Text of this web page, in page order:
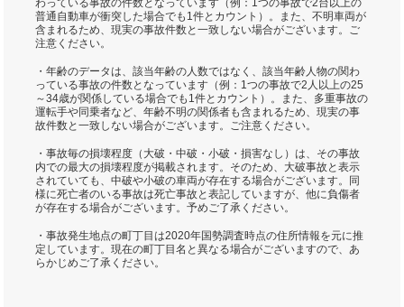
わっている事故の件数となっています（例：1つの事故で2台以上の
普通自動車が衝突した場合でも1件とカウント）。また、不明車両が
含まれるため、現実の事故件数と一致しない場合がございます。ご
注意ください。
・年齢のデータは、該当年齢の人数ではなく、該当年齢人物の関わ
っている事故の件数となっています（例：1つの事故で2人以上の25
～34歳が関係している場合でも1件とカウント）。また、多重事故の
運転手や同乗者など、年齢不明の関係者も含まれるため、現実の事
故件数と一致しない場合がございます。ご注意ください。
・事故毎の損壊程度（大破・中破・小破・損害なし）は、その事故
内での最大の損壊程度が掲載されます。そのため、大破事故と表示
されていても、中破や小破の車両が存在する場合がございます。同
様に死亡者のいる事故は死亡事故と表記していますが、他に負傷者
が存在する場合がございます。予めご了承ください。
・事故発生地点の町丁目は2020年国勢調査時点の住所情報を元に推
定しています。現在の町丁目名と異なる場合がございますので、あ
らかじめご了承ください。